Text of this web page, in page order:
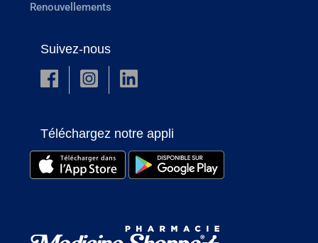
Renouvellements
Suivez-nous
Téléchargez notre appli